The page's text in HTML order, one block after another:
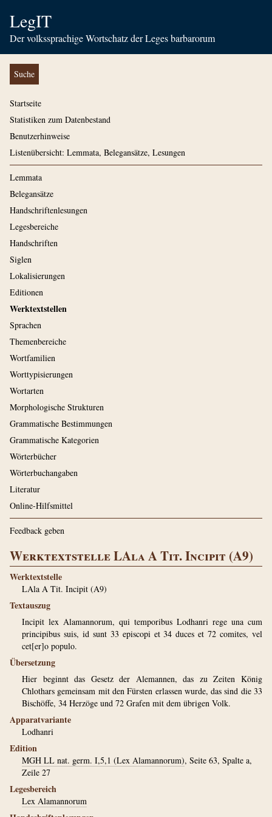
LegIT
Der volkssprachige Wortschatz der Leges barbarorum
Suche
Startseite
Statistiken zum Datenbestand
Benutzerhinweise
Listenübersicht: Lemmata, Belegansätze, Lesungen
Lemmata
Belegansätze
Handschriftenlesungen
Legesbereiche
Handschriften
Siglen
Lokalisierungen
Editionen
Werktextstellen
Sprachen
Themenbereiche
Wortfamilien
Worttypisierungen
Wortarten
Morphologische Strukturen
Grammatische Bestimmungen
Grammatische Kategorien
Wörterbücher
Wörterbuchangaben
Literatur
Online-Hilfsmittel
Feedback geben
Werktextstelle LAla A Tit. Incipit (A9)
Werktextstelle
LAla A Tit. Incipit (A9)
Textauszug
Incipit lex Alamannorum, qui temporibus Lodhanri rege una cum
principibus suis, id sunt 33 episcopi et 34 duces et 72 comites, vel
cet[er]o populo.
Übersetzung
Hier beginnt das Gesetz der Alemannen, das zu Zeiten König
Chlothars gemeinsam mit den Fürsten erlassen wurde, das sind die 33
Bischöffe, 34 Herzöge und 72 Grafen mit dem übrigen Volk.
Apparatvariante
Lodhanri
Edition
MGH LL nat. germ. I,5,1 (Lex Alamannorum), Seite 63, Spalte a,
Zeile 27
Legesbereich
Lex Alamannorum